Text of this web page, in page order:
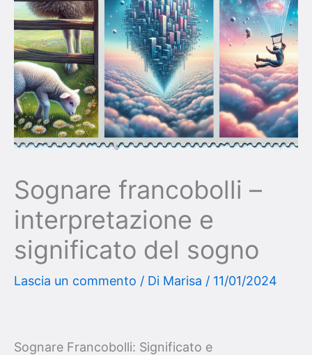
Sognare francobolli –
interpretazione e
significato del sogno
Lascia un commento / Di Marisa / 11/01/2024
Sognare Francobolli: Significato e